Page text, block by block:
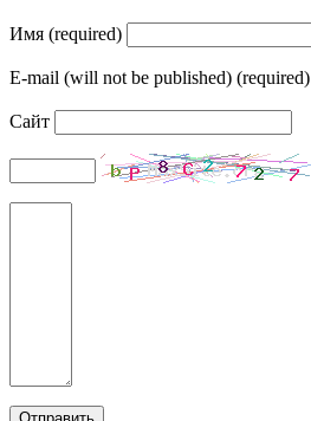
Имя (required)
E-mail (will not be published) (required)
Сайт